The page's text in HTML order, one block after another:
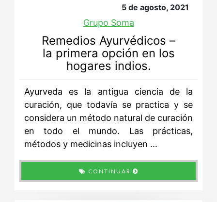
5 de agosto, 2021
Grupo Soma
Remedios Ayurvédicos –
la primera opción en los
hogares indios.
Ayurveda es la antigua ciencia de la
curación, que todavía se practica y se
considera un método natural de curación
en todo el mundo. Las prácticas,
métodos y medicinas incluyen ...
CONTINUAR